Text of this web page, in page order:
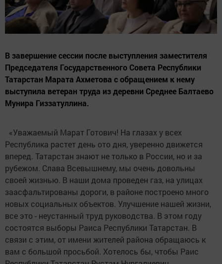
В завершение сессии после выступления заместителя
Председателя Государственного Совета Республики
Татарстан Марата Ахметова с обращением к нему
выступила ветеран труда из деревни Среднее Балтаево
Мунира Гиззатуллина.
«Уважаемый Марат Готович! На глазах у всех
Республика растет день ото дня, уверенно движется
вперед. Татарстан знают не только в России, но и за
рубежом. Слава Всевышнему, мы очень довольны
своей жизнью. В наши дома проведен газ, на улицах
заасфальтированы дороги, в районе построено много
новых социальных объектов. Улучшение нашей жизни,
все это - неустанный труд руководства. В этом году
состоятся выборы Раиса Республики Татарстан. В
связи с этим, от имени жителей района обращаюсь к
вам с большой просьбой. Хотелось бы, чтобы Раис